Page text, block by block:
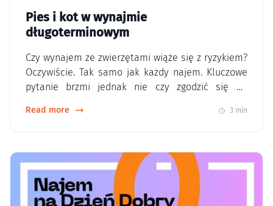
Pies i kot w wynajmie
długoterminowym
Czy wynajem ze zwierzętami wiąże się z ryzykiem?
Oczywiście. Tak samo jak każdy najem. Kluczowe
pytanie brzmi jednak nie czy zgodzić się na
właściciela. Rynek się zmienia – warto to
znajdą właściciela, który akceptuje…
Read more 3 min